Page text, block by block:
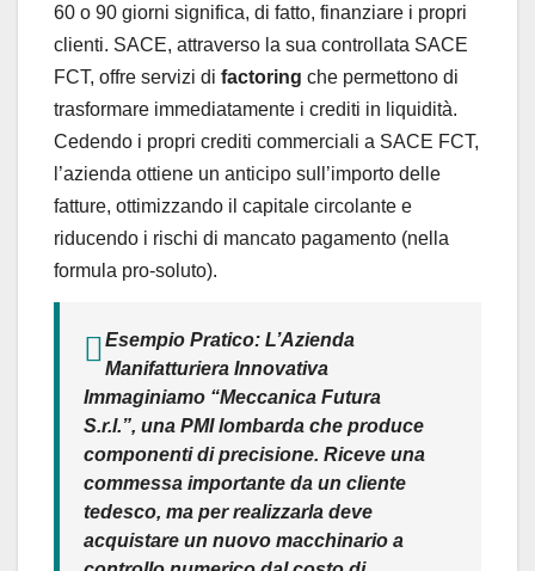
60 o 90 giorni significa, di fatto, finanziare i propri
clienti. SACE, attraverso la sua controllata SACE
FCT, offre servizi di factoring che permettono di
trasformare immediatamente i crediti in liquidità.
Cedendo i propri crediti commerciali a SACE FCT,
l’azienda ottiene un anticipo sull’importo delle
fatture, ottimizzando il capitale circolante e
riducendo i rischi di mancato pagamento (nella
formula pro-soluto).
Esempio Pratico: L’Azienda
Manifatturiera Innovativa
Immaginiamo “Meccanica Futura
S.r.l.”, una PMI lombarda che produce
componenti di precisione. Riceve una
commessa importante da un cliente
tedesco, ma per realizzarla deve
acquistare un nuovo macchinario a